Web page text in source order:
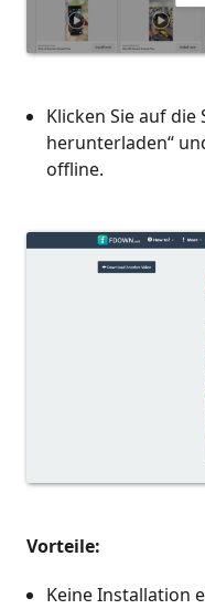
Klicken Sie auf die
herunterladen“
offline.
Vorteile:
Keine Installation